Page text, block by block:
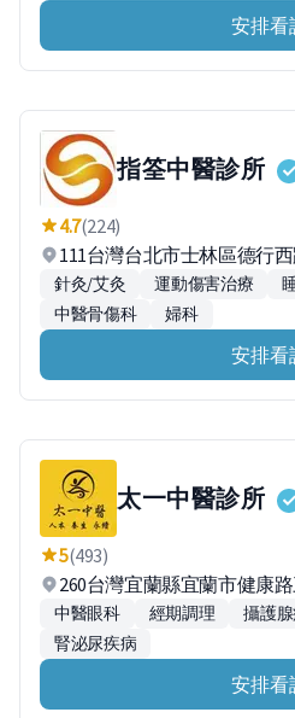
安排看
指筌中醫診所
4.7(224)
111台灣台北市士林區德行
針灸/艾灸 運動傷害治療
中醫骨傷科
婦科
安排看
太一中醫診所
5(493)
260台灣宜蘭縣宜蘭市健康
中醫眼科 經期調理 攝護
腎泌尿疾病
安排看